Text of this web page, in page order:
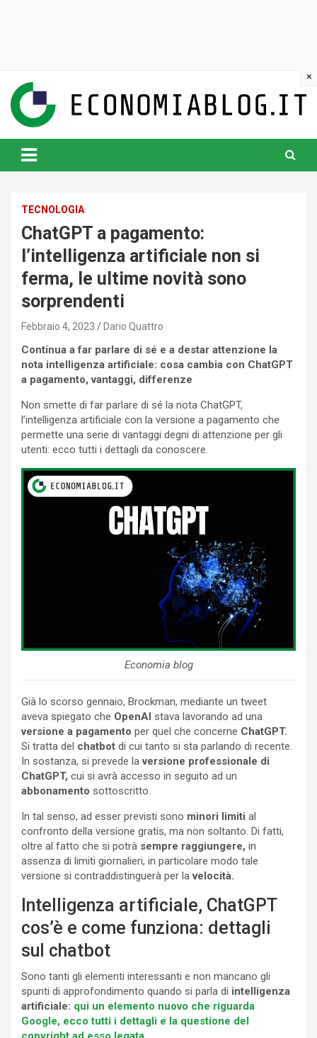
content
www.economiablog.it
TECNOLOGIA
ChatGPT a pagamento:
l’intelligenza artificiale non si
ferma, le ultime novità sono
sorprendenti
Febbraio 4, 2023 Dario Quattro
Continua a far parlare di sé e a destar attenzione la
nota intelligenza artificiale: cosa cambia con ChatGPT
a pagamento, vantaggi, differenze
Non smette di far parlare di sé la nota ChatGPT,
l’intelligenza artificiale con la versione a pagamento che
permette una serie di vantaggi degni di attenzione per gli
utenti: ecco tutti i dettagli da conoscere.
Economia blog
Già lo scorso gennaio, Brockman, mediante un tweet
aveva spiegato che OpenAI stava lavorando ad una
versione a pagamento per quel che concerne ChatGPT.
Si tratta del chatbot di cui tanto si sta parlando di recente.
In sostanza, si prevede laversione professionale di
ChatGPT, cui si avrà accesso in seguito ad un
abbonamento sottoscritto.
In tal senso, ad esser previsti sono minori limiti al
confronto della versione gratis, ma non soltanto. Di fatti,
oltre al fatto che si potrà sempre raggiungere, in
assenza di limiti giornalieri, in particolare modo tale
versione si contraddistinguerà per lavelocità.
Intelligenza artificiale, ChatGPT
cos’è e come funziona: dettagli
sul chatbot
Sono tanti gli elementi interessanti e non mancano gli
spunti di approfondimento quando si parla di intelligenza
artificiale: qui un elemento nuovo che riguarda
Google, ecco tutti i dettagli e la questione del